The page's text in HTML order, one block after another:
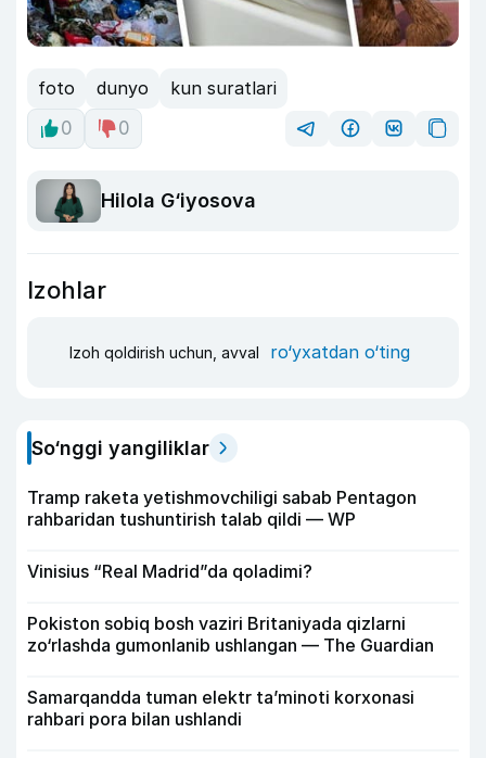
foto dunyo
kun suratlari
0
0
Hilola G‘iyosova
Izohlar
Izoh qoldirish uchun, avval ro‘yxatdan o‘ting
So‘nggi yangiliklar
Tramp raketa yetishmovchiligi sabab Pentagon
rahbaridan tushuntirish talab qildi — WP
Vinisius “Real Madrid”da qoladimi?
Pokiston sobiq bosh vaziri Britaniyada qizlarni
zo‘rlashda gumonlanib ushlangan — The Guardian
Samarqandda tuman elektr ta’minoti korxonasi
rahbari pora bilan ushlandi